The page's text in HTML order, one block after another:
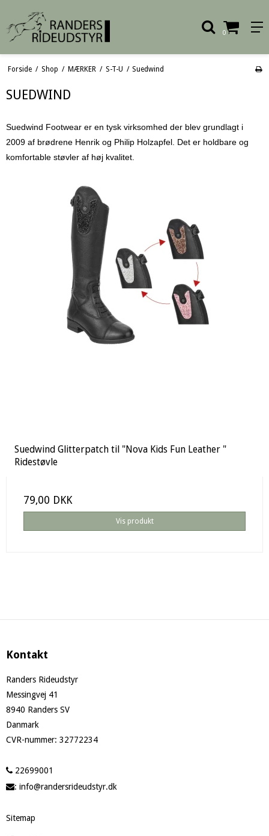
0
Forside / Shop / MÆRKER / S-T-U / Suedwind
SUEDWIND
Suedwind Footwear er en tysk virksomhed der blev grundlagt i
2009 af brødrene Henrik og Philip Holzapfel. Det er holdbare og
komfortable støvler af høj kvalitet.
Suedwind Glitterpatch til "Nova Kids Fun Leather "
Ridestøvle
79,00 DKK
Vis produkt
Kontakt
Randers Rideudstyr
Messingvej 41
8940 Randers SV
Danmark
CVR-nummer: 32772234
22699001
: info@randersrideudstyr.dk
Sitemap